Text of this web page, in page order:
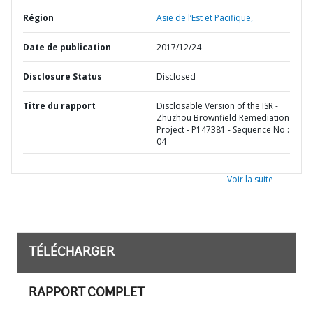
Région Asie de l’Est et Pacifique,
Date de publication 2017/12/24
Disclosure Status Disclosed
Titre du rapport
Disclosable Version of the ISR -
Zhuzhou Brownfield Remediation
Project - P147381 - Sequence No :
04
Voir la suite
TÉLÉCHARGER
RAPPORT COMPLET